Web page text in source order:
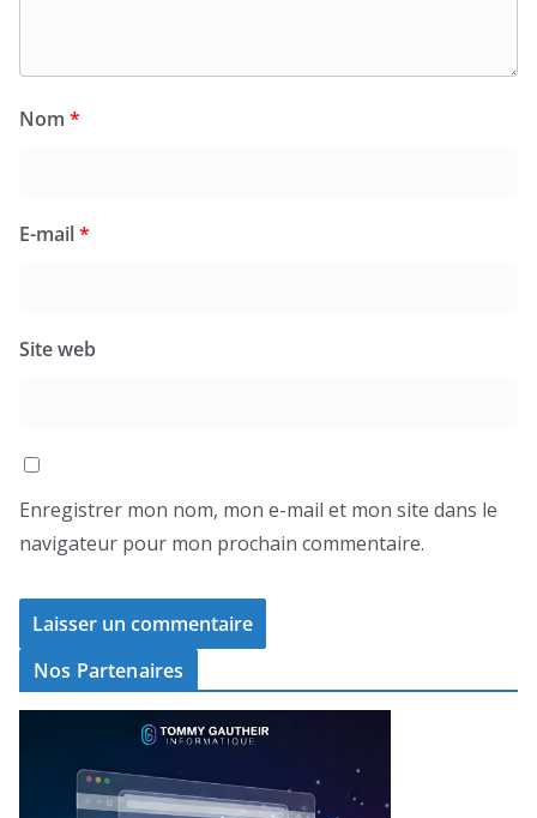
Nom *
E-mail*
Site web
Enregistrer mon nom, mon e-mail et mon site dans le
navigateur pour mon prochain commentaire.
Nos Partenaires